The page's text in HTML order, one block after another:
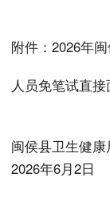
附件：2026年
人员免笔试直
闽侯县卫生健康
2026年6月2日